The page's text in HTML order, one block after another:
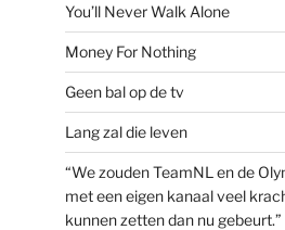
You’ll Never Walk Alone
Money For Nothing
Geen bal op de tv
Lang zal die leven
“We zouden TeamNL en de
met een eigen kanaal veel
kunnen zetten dan nu gebeurt.”